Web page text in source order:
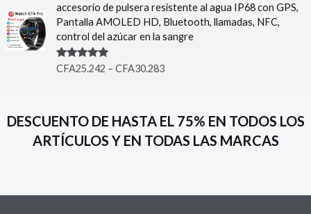
accesorio de pulsera resistente al agua IP68 con GPS,
Pantalla AMOLED HD, Bluetooth, llamadas, NFC,
control del azúcar en la sangre
Rated5.00
CFA25.242 – CFA30.283
DESCUENTO DE HASTA EL 75% EN TODOS LOS
ARTÍCULOS Y EN TODAS LAS MARCAS